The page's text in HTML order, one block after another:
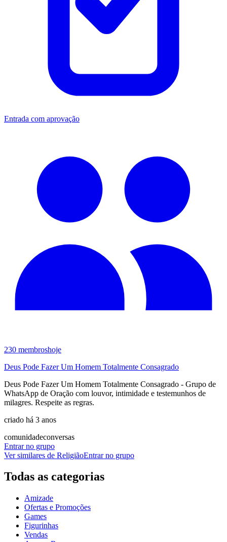
Entrada com aprovação
230 membroshoje
Deus Pode Fazer Um Homem Totalmente Consagrado
Deus Pode Fazer Um Homem Totalmente Consagrado - Grupo de
WhatsApp de Oração com louvor, intimidade e testemunhos de
milagres. Respeite as regras.
criado há 3 anos
comunidadeconversas
Entrar no grupo
Ver similares de ReligiãoEntrar no grupo
Todas as categorias
Amizade
Ofertas e Promoções
Games
Figurinhas
Vendas